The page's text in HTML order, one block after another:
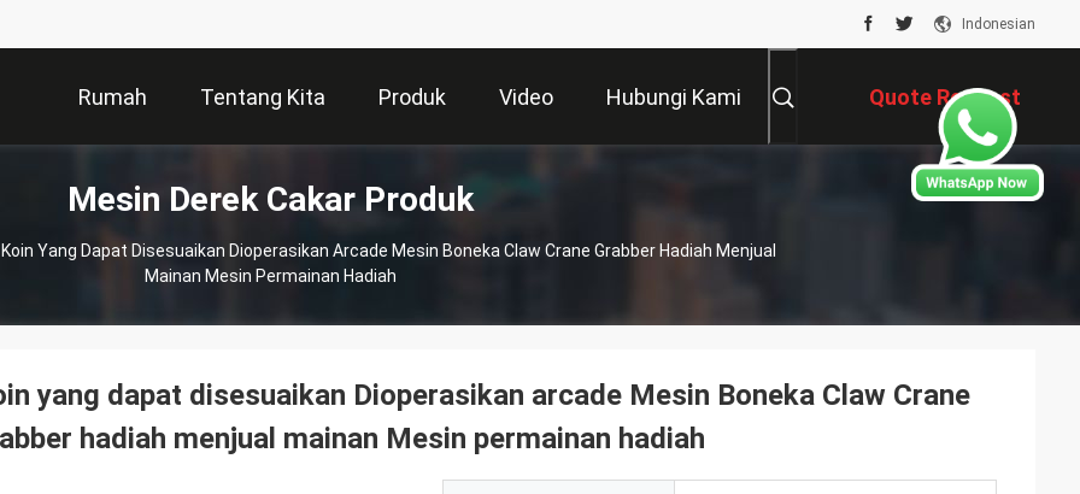
Indonesian
Rumah Tentang Kita Produk Video Hubungi Kami Quote Request
Suatu
Mesin Derek Cakar Produk
Koin Yang Dapat Disesuaikan Dioperasikan Arcade Mesin Boneka Claw Crane Grabber Hadiah Menjual
Mainan Mesin Permainan Hadiah
yang dapat disesuaikan Dioperasikan arcade Mesin Boneka Claw Crane
hadiah menjual mainan Mesin permainan hadiah